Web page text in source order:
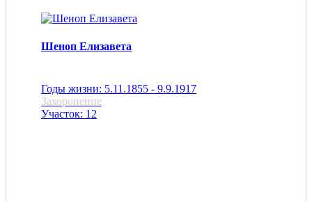
Шеноп Елизавета
Годы жизни: 5.11.1855 - 9.9.1917
Захоронение
Участок: 12